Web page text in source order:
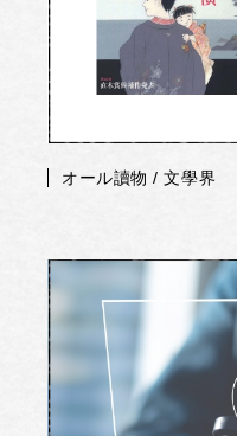
オール讀物 / 文學界